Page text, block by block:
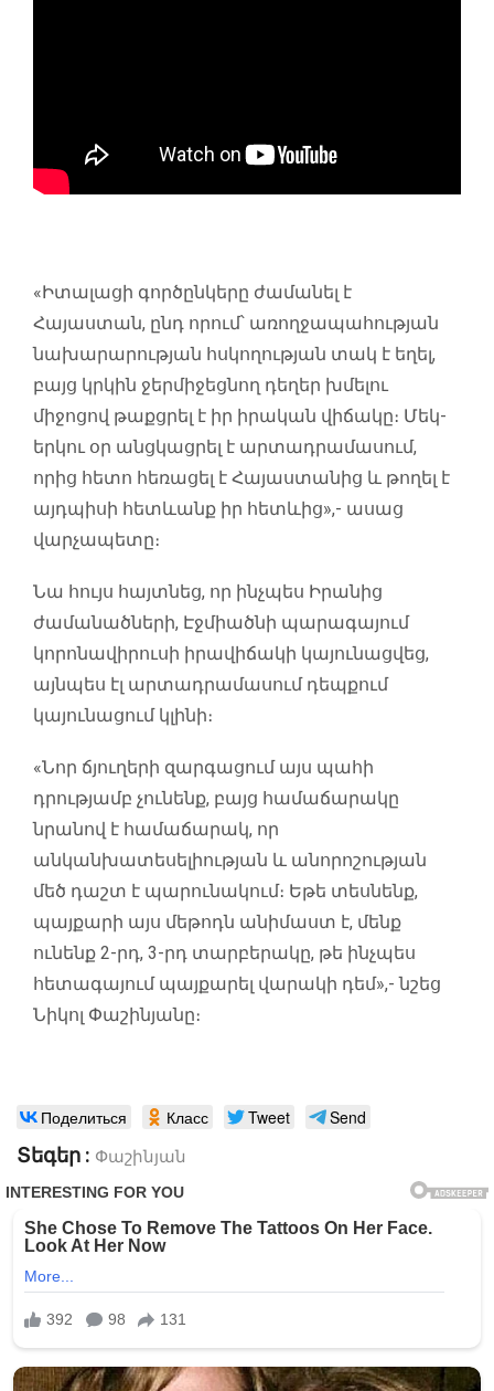
«Իտալացի գործընկերը ժամանել է
Հայաստան, ընդ որում՝ առողջապահության
նախարարության հսկողության տակ է եղել,
բայց կրկին ջերմիջեցնող դեղեր խմելու
միջոցով թաքցրել է իր իրական վիճակը։ Մեկ-
երկու օր անցկացրել է արտադրամասում,
որից հետո հեռացել է Հայաստանից և թողել է
այդպիսի հետևանք իր հետևից»,- ասաց
վարչապետը։
Նա հույս հայտնեց, որ ինչպես Իրանից
ժամանածների, Էջմիածնի պարագայում
կորոնավիրուսի իրավիճակի կայունացվեց,
այնպես էլ արտադրամասում դեպքում
կայունացում կլինի։
«Նոր ճյուղերի զարգացում այս պահի
դրությամբ չունենք, բայց համաճարակը
նրանով է համաճարակ, որ
անկանխատեսելիության և անորոշության
մեծ դաշտ է պարունակում։ Եթե տեսնենք,
պայքարի այս մեթոդն անիմաստ է, մենք
ունենք 2-րդ, 3-րդ տարբերակը, թե ինչպես
հետագայում պայքարել վարակի դեմ»,- նշեց
Նիկոլ Փաշինյանը։
Поделиться Класс Tweet Send
Տեգեր : Փաշինյան